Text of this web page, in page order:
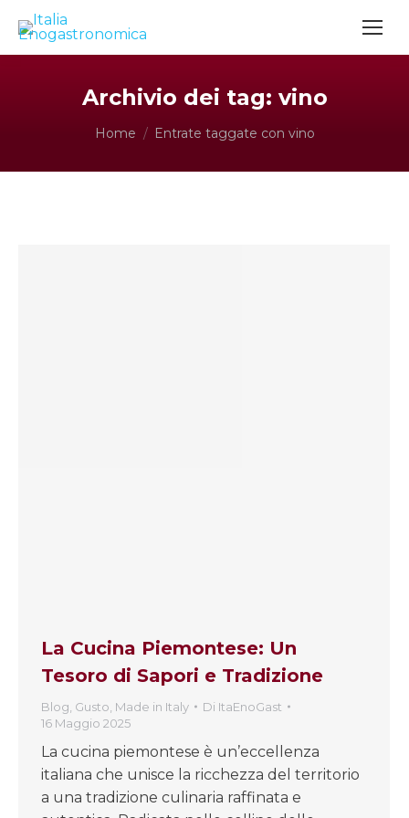
Archivio dei tag: vino
Tu sei qui:
Home Entrate taggate con vino
La Cucina Piemontese: Un
Tesoro di Sapori e Tradizione
Blog Gusto Made in Italy Di ItaEnoGast
16 Maggio 2025
La cucina piemontese è un’eccellenza
italiana che unisce la ricchezza del territorio
a una tradizione culinaria raffinata e